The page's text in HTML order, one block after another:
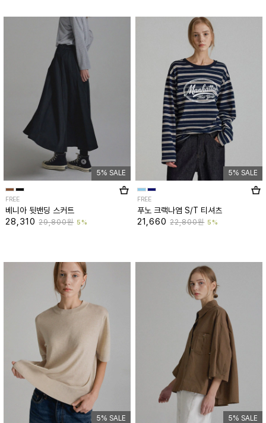
5% SALE
FREE
베니아 뒷밴딩 스커트
28,31029,800원 5%
5% SALE
FREE
푸노 크랙나염 S/T 티셔츠
21,66022,800원 5%
5% SALE 5% SALE